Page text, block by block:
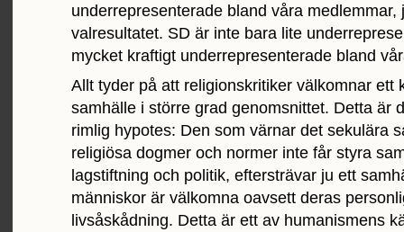
underrepresenterade bland våra medlemmar,
valresultatet. SD är inte bara lite
mycket kraftigt underrepresenterade bland
Allt tyder på att religionskritiker välkomnar ett
samhälle i större grad genomsnittet. Detta är
rimlig hypotes: Den som värnar det sekulära
religiösa dogmer och normer inte får styra
lagstiftning och politik, eftersträvar ju ett
människor är välkomna oavsett deras
livsåskådning. Detta är ett av humanismens